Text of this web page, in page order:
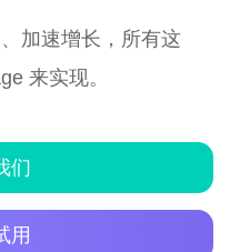
加速增长，所有这
来实现。
们
用